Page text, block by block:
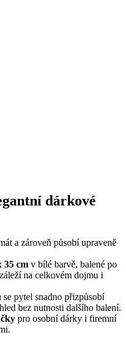
dárkové
a zároveň působí upraveně
35 cm v bílé barvě, balené po
na celkovém dojmu i
pytel snadno přizpůsobí
bez nutnosti dalšího balení.
pro osobní dárky i firemní